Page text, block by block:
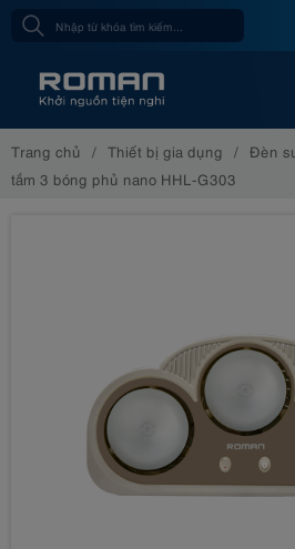
Trang chủ Thiết bị gia dụng Đèn
tắm 3 bóng phủ nano HHL-G303